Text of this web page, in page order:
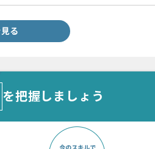
る
を把握しましょう